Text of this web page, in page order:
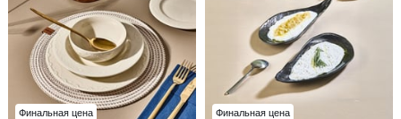
Финальная цена Финальная цена